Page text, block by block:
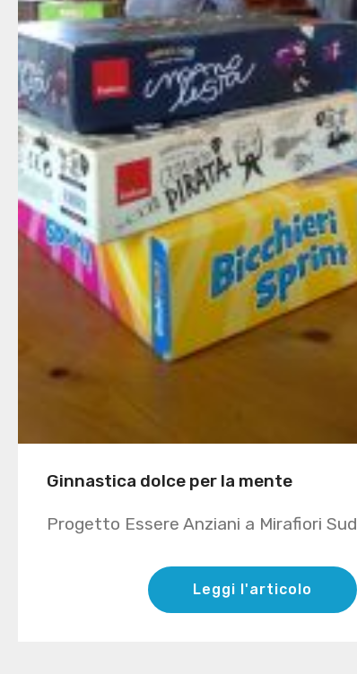
Ginnastica dolce per la mente
Progetto Essere Anziani a Mirafiori Sud
Leggi l'articolo